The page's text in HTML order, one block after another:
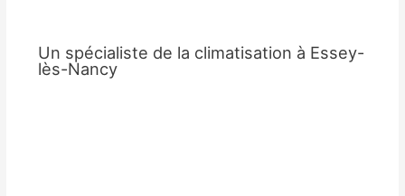
Un spécialiste de la climatisation à Essey-
lès-Nancy